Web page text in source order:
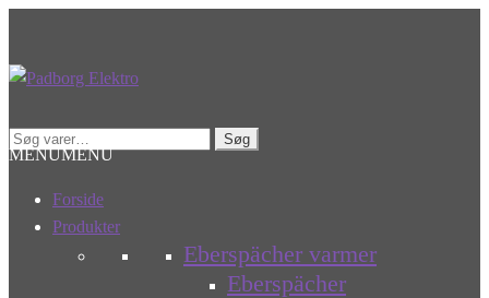
Spring
Spring
Søg
efter:
Søg
MENUMENU
Forside
Produkter
Eberspächer varmer
Eberspächer